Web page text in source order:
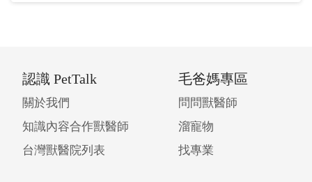
認識 PetTalk
關於我們
知識內容合作獸醫師
台灣獸醫院列表
毛爸媽專區
問問獸醫師
溜寵物
找專業